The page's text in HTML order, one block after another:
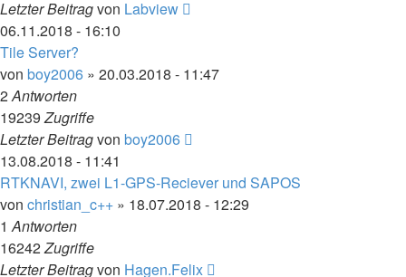
Letzter Beitragvon Labview
06.11.2018 - 16:10
Tile Server?
von boy2006 » 20.03.2018 - 11:47
2Antworten
19239Zugriffe
Letzter Beitragvon boy2006
13.08.2018 - 11:41
RTKNAVI, zwei L1-GPS-Reciever und SAPOS
von christian_c++ » 18.07.2018 - 12:29
1Antworten
16242Zugriffe
Letzter Beitragvon Hagen.Felix